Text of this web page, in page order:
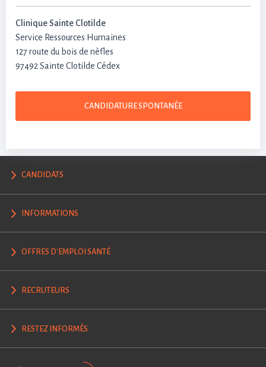
Clinique Sainte Clotilde
Service Ressources Humaines
127 route du bois de nèfles
97492 Sainte Clotilde Cédex
CANDIDATURE SPONTANÉE
CANDIDATS
INFORMATIONS
OFFRES D'EMPLOI SANTÉ
RECRUTEURS
RESTEZ INFORMÉS